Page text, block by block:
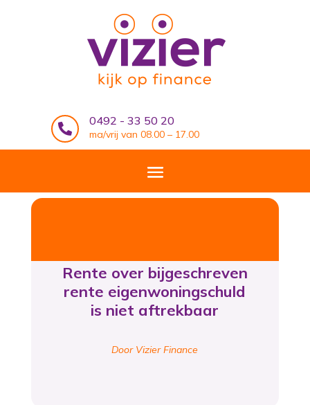

0492 - 33 50 20
ma/vrij van 08.00 – 17.00
Rente over bijgeschreven
rente eigenwoningschuld
is niet aftrekbaar
Door Vizier Finance